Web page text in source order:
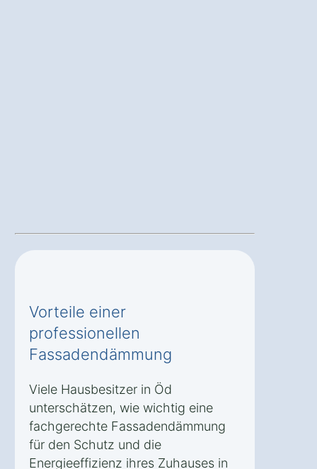
Vorteile einer
professionellen
Fassadendämmung
Viele Hausbesitzer in Öd
unterschätzen, wie wichtig eine
fachgerechte Fassadendämmung
für den Schutz und die
Energieeffizienz ihres Zuhauses in